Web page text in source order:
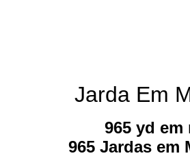
Jarda Em
965 yd em
965 Jardas em